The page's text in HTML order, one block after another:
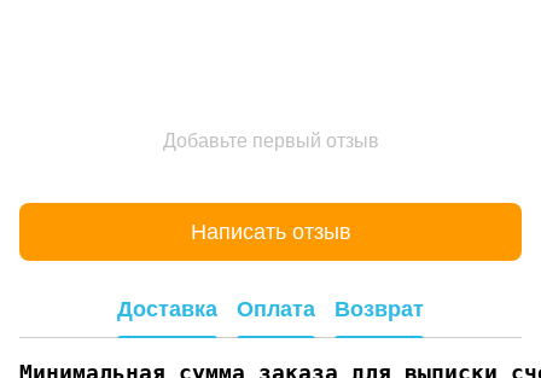
Добавьте первый отзыв
Написать отзыв
Доставка Оплата Возврат